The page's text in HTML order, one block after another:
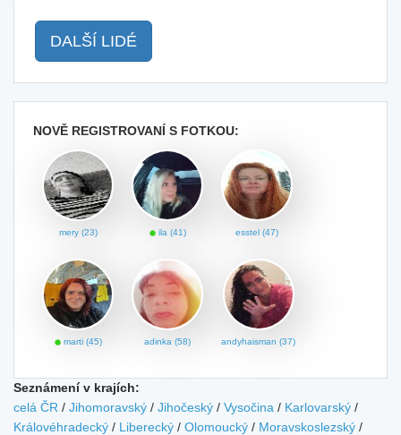
DALŠÍ LIDÉ
NOVĚ REGISTROVANÍ S FOTKOU:
mery (23) ila (41) esstel (47)
marti (45) adinka (58) andyhaisman (37)
Seznámení v krajích:
celá ČR / Jihomoravský / Jihočeský / Vysočina / Karlovarský /
Královéhradecký / Liberecký / Olomoucký / Moravskoslezský /